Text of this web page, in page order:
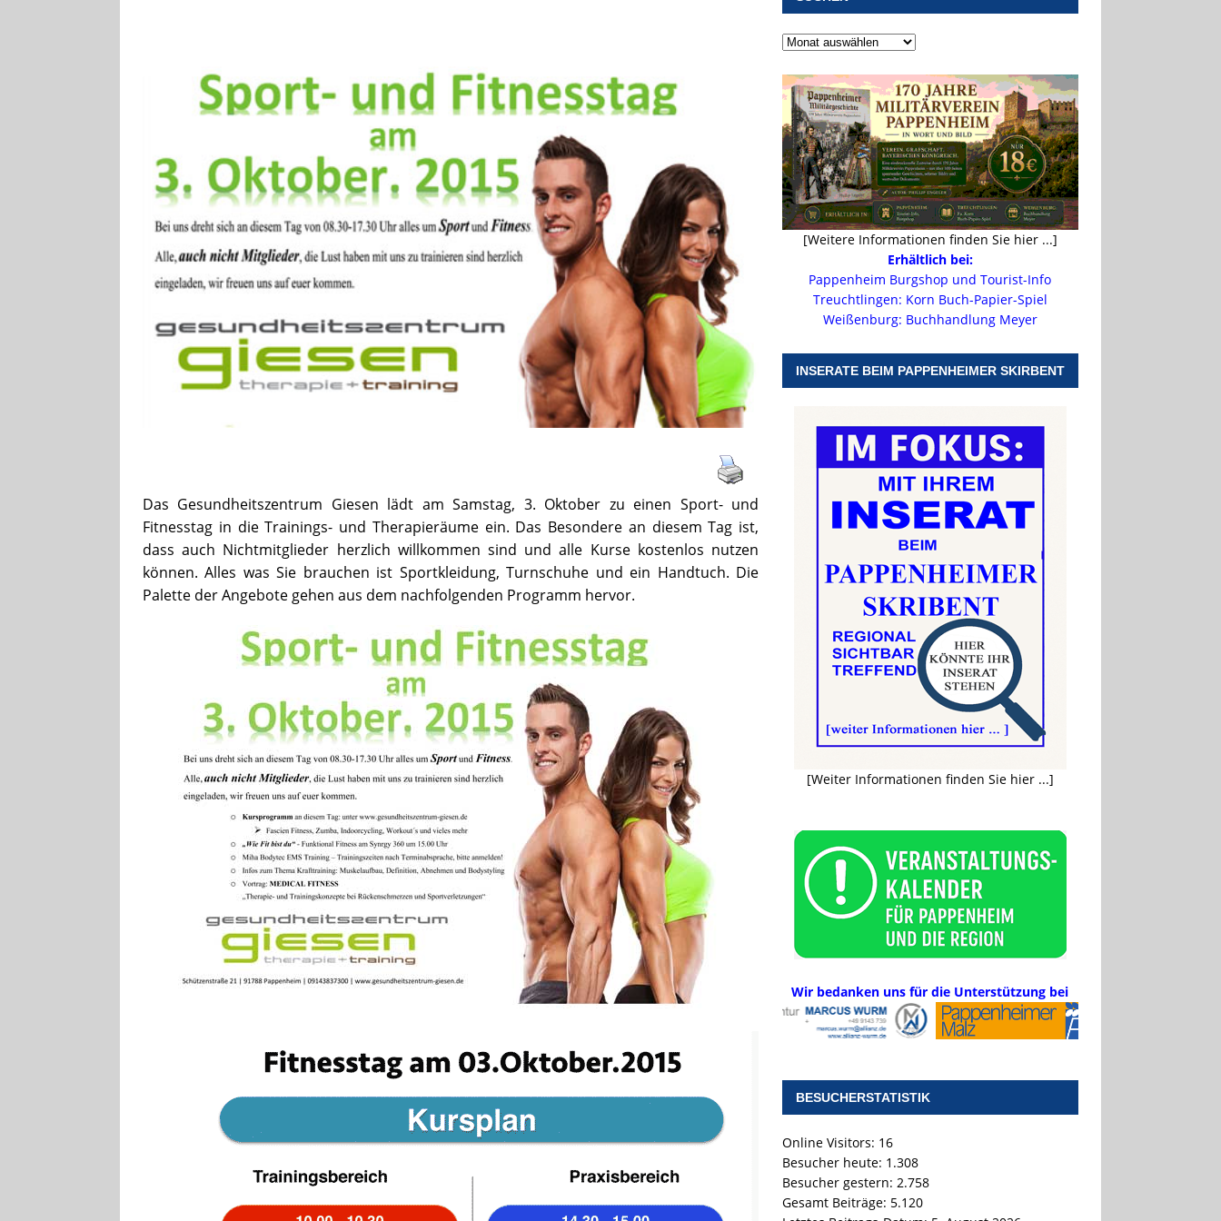
Neue Naturparkführer verstärken das Angebot im Altmühltal
TOURISTIK
[ 5. August 2026 ]
Stellenangebot beim Wasserzweckverband links der Altmühl
UNTERNEHMEN
Das Gesundheitszentrum Giesen lädt am Samstag, 3. Oktober zu einen Sport- und
Fitnesstag in die Trainings- und Therapieräume ein. Das Besondere an diesem Tag ist,
dass auch Nichtmitglieder herzlich willkommen sind und alle Kurse kostenlos nutzen
können. Alles was Sie brauchen ist Sportkleidung, Turnschuhe und ein Handtuch. Die
Palette der Angebote gehen aus dem nachfolgenden Programm hervor.
[Weitere Informationen finden Sie hier ...]
Erhältlich bei:
Pappenheim Burgshop und Tourist-Info
Treuchtlingen: Korn Buch-Papier-Spiel
Weißenburg: Buchhandlung Meyer
INSERATE BEIM PAPPENHEIMER SKIRBENT
[Weiter Informationen finden Sie hier ...]
Wir bedanken uns für die Unterstützung bei
BESUCHERSTATISTIK
Online Visitors: 16
Besucher heute: 1.308
Besucher gestern: 2.758
Gesamt Beiträge: 5.120